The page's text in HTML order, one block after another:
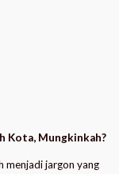
Kota, Mungkinkah?
menjadi jargon yang